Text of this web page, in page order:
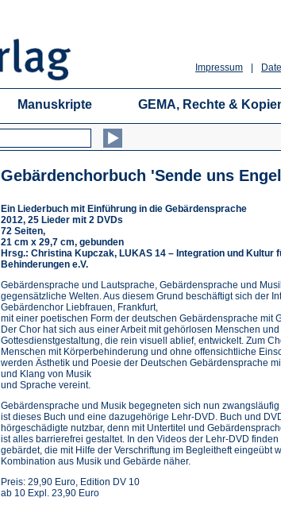
Impressum
Manuskripte GEMA, Rechte &
Gebärdenchorbuch 'Sende uns
Ein Liederbuch mit Einführung in die Gebärdensprache
2012, 25 Lieder mit 2 DVDs
72 Seiten,
21 cm x 29,7 cm, gebunden
Hrsg.: Christina Kupczak, LUKAS 14 – Integration und Kultur
Behinderungen e.V.
Gebärdensprache und Lautsprache, Gebärdensprache und
gegensätzliche Welten. Aus diesem Grund beschäftigt sich der
Gebärdenchor Liebfrauen, Frankfurt,
mit einer poetischen Form der deutschen Gebärdensprache mit
Der Chor hat sich aus einer Arbeit mit gehörlosen Menschen
Gottesdienstgestaltung, die rein visuell ablief, entwickelt. Zum
Menschen mit Körperbehinderung und ohne offensichtliche
werden Ästhetik und Poesie der Deutschen Gebärdensprache
und Klang von Musik
und Sprache vereint.
Gebärdensprache und Musik begegneten sich nun
ist dieses Buch und eine dazugehörige Lehr-DVD. Buch und
hörgeschädigte nutzbar, denn mit Untertitel und
ist alles barrierefrei gestaltet. In den Videos der Lehr-DVD
gebärdet, die mit Hilfe der Verschriftung im Begleitheft
Kombination aus Musik und Gebärde näher.
Preis: 29,90 Euro, Edition DV 10
ab 10 Expl. 23,90 Euro